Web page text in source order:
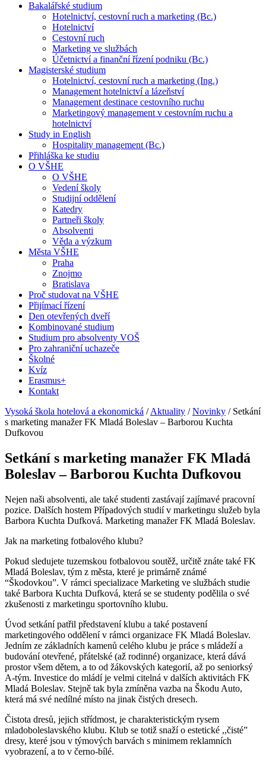
Bakalářské studium
Hotelnictví, cestovní ruch a marketing (Bc.)
Hotelnictví
Cestovní ruch
Marketing ve službách
Účetnictví a finanční řízení podniku (Bc.)
Magisterské studium
Hotelnictví, cestovní ruch a marketing (Ing.)
Management hotelnictví a lázeňství
Management destinace cestovního ruchu
Marketingový management v cestovním ruchu a
hotelnictví
Study in English
Hospitality management (Bc.)
Přihláška ke studiu
O VŠHE
O VŠHE
Vedení školy
Studijní oddělení
Katedry
Partneři školy
Absolventi
Věda a výzkum
Města VŠHE
Praha
Znojmo
Bratislava
Proč studovat na VŠHE
Přijímací řízení
Den otevřených dveří
Kombinované studium
Studium pro absolventy VOŠ
Pro zahraniční uchazeče
Školné
Kvíz
Erasmus+
Kontakt
Vysoká škola hotelová a ekonomická /Aktuality /Novinky / Setkání
s marketing manažer FK Mladá Boleslav – Barborou Kuchta
Dufkovou
Setkání s marketing manažer FK Mladá
Boleslav – Barborou Kuchta Dufkovou
Nejen naši absolventi, ale také studenti zastávají zajímavé pracovní
pozice. Dalších hostem Případových studií v marketingu služeb byla
Barbora Kuchta Dufková. Marketing manažer FK Mladá Boleslav.
Jak na marketing fotbalového klubu?
Pokud sledujete tuzemskou fotbalovou soutěž, určitě znáte také FK
Mladá Boleslav, tým z města, které je primárně známé
“Škodovkou”. V rámci specializace Marketing ve službách studie
také Barbora Kuchta Dufková, která se se studenty podělila o své
zkušenosti z marketingu sportovního klubu.
Úvod setkání patřil představení klubu a také postavení
marketingového oddělení v rámci organizace FK Mladá Boleslav.
Jedním ze základních kamenů celého klubu je práce s mládeží a
budování otevřené, přátelské (až rodinné) organizace, která dává
prostor všem dětem, a to od žákovských kategorií, až po seniorksý
A-tým. Investice do mládí je velmi citelná v dalších aktivitách FK
Mladá Boleslav. Stejně tak byla zmíněna vazba na Škodu Auto,
která má své nedílné místo na jinak čistých dresech.
Čistota dresů, jejich střídmost, je charakteristickým rysem
mladoboleslavského klubu. Klub se totiž snaží o estetické ,,čisté”
dresy, které jsou v týmových barvách s minimem reklamních
vyobrazení, a to v černo-bílé.